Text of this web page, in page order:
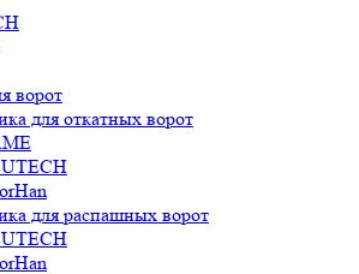
ворот
для откатных ворот
для распашных ворот